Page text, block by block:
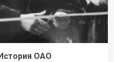
ОАО